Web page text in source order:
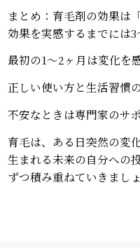
まとめ：育毛剤の効果は
効果を実感するまでには
最初の1〜2ヶ月は変化を
正しい使い方と生活習慣
不安なときは専門家のサ
育毛は、ある日突然の変
生まれる未来の自分への
ずつ積み重ねていきましょ